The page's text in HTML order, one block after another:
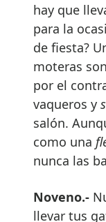
hay que
para la
de fiesta?
moteras
por el
vaqueros y
salón.
como una
nunca las
Noveno.-
llevar tus